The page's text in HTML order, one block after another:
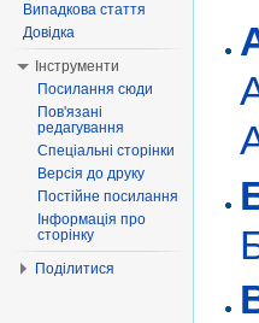
Випадкова стаття
Довідка
Інструменти
Посилання сюди
Пов'язані
редагування
Спеціальні сторінки
Версія до друку
Постійне посилання
Інформація про
сторінку
Поділитися